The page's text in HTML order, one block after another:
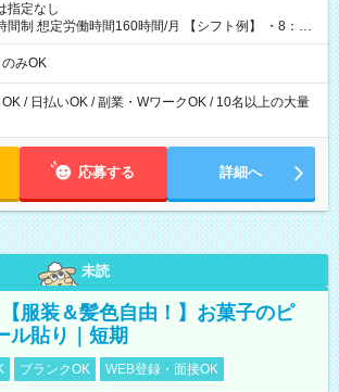
指定なし
定労働時間160時間/月 【シフト例】 ・8：00
みOK
/ 日払いOK / 副業・WワークOK / 10名以上の大量
応募する 詳細へ
未読
【服装＆髪色自由！】お菓子のピ
ル貼り｜短期
ブランクOK WEB登録・面接OK